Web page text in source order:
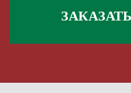
495 868 00 36